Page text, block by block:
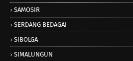
SAMOSIR
SERDANG BEDAGAI
SIBOLGA
SIMALUNGUN